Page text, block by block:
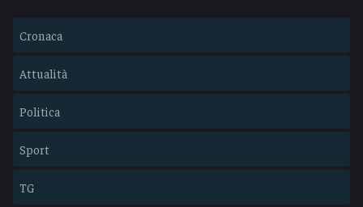
Cronaca
Attualità
Politica
Sport
TG